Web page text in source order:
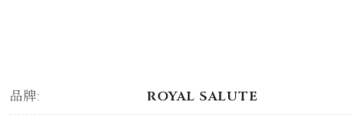
品牌: ROYAL SALUTE